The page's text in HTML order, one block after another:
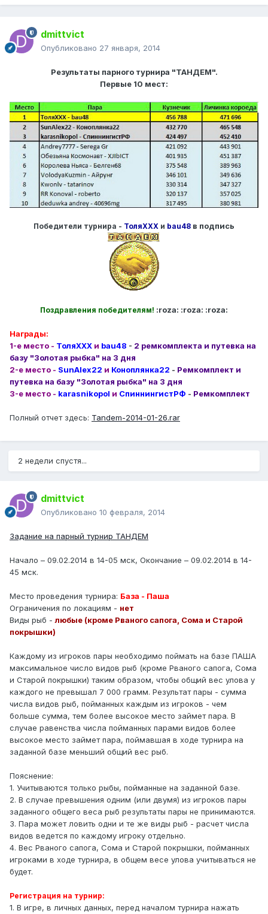
dmittvict
Опубликовано 27 января, 2014
Результаты парного турнира "ТАНДЕМ".
Первые 10 мест:
Победители турнира - ТоляХХХ и bau48 в подпись
Поздравления победителям! :roza: :roza: :roza:
Награды:
1-е место - ТоляХХХ и bau48 - 2 ремкомплекта и путевка на
базу "Золотая рыбка" на 3 дня
2-е место - SunAlex22 и Коноплянка22 - Ремкомплект и
путевка на базу "Золотая рыбка" на 3 дня
3-е место - karasnikopol и СпиннингистРФ - Ремкомплект
Полный отчет здесь: Tandem-2014-01-26.rar
2 недели спустя...
dmittvict
Опубликовано 10 февраля, 2014
Задание на парный турнир ТАНДЕМ
Начало – 09.02.2014 в 14-05 мск, Окончание – 09.02.2014 в 14-
45 мск.
Место проведения турнира: База - Паша
Ограничения по локациям - нет
Виды рыб -любые (кроме Рваного сапога, Сома и Старой
покрышки)
Каждому из игроков пары необходимо поймать на базе ПАША
максимальное число видов рыб (кроме Рваного сапога, Сома
и Старой покрышки) таким образом, чтобы общий вес улова у
каждого не превышал 7 000 грамм. Результат пары - сумма
числа видов рыб, пойманных каждым из игроков - чем
больше сумма, тем более высокое место займет пара. В
случае равенства числа пойманных парами видов более
высокое место займет пара, поймавшая в ходе турнира на
заданной базе меньший общий вес рыб.
Пояснение:
1. Учитываются только рыбы, пойманные на заданной базе.
2. В случае превышения одним (или двумя) из игроков пары
заданного общего веса рыб результаты пары не принимаются.
3. Пара может ловить одни и те же виды рыб - расчет числа
видов ведется по каждому игроку отдельно.
4. Вес Рваного сапога, Сома и Старой покрышки, пойманных
игроками в ходе турнира, в общем весе улова учитываться не
будет.
Регистрация на турнир:
1. В игре, в личных данных, перед началом турнира нажать